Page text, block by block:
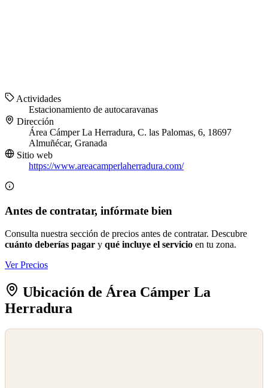
Actividades
Estacionamiento de autocaravanas
Dirección
Área Cámper La Herradura, C. las Palomas, 6, 18697
Almuñécar, Granada
Sitio web
https://www.areacamperlaherradura.com/
Antes de contratar, infórmate bien
Consulta nuestra sección de precios antes de contratar. Descubre
cuánto deberías pagar y qué incluye el servicio en tu zona.
Ver Precios
Ubicación de Área Cámper La
Herradura